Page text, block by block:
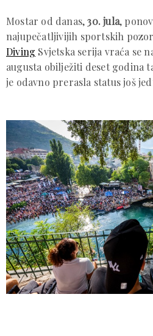
Mostar od danas,30. jula,
najupečatljivijih sportskih
Diving Svjetska serija vraća se
augusta obilježiti deset godina
je odavno prerasla status još